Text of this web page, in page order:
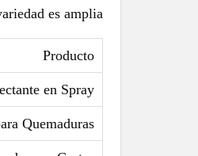
es amplia.
Producto
en Spray
Quemaduras